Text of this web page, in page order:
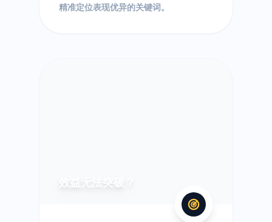
精准定位表现优异的关键词。
效益无法突破？